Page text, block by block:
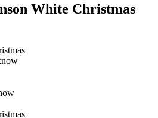
White Christmas